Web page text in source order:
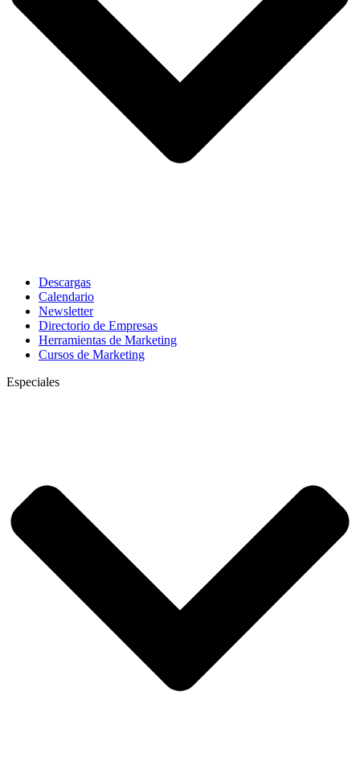
Descargas
Calendario
Newsletter
Directorio de Empresas
Herramientas de Marketing
Cursos de Marketing
Especiales